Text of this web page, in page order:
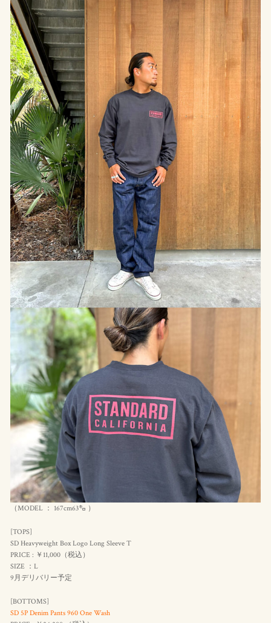
（MODEL ： 167cm63㌔ ）
[TOPS]
SD Heavyweight Box Logo Long Sleeve T
PRICE : ￥11,000（税込 ）
SIZE ：L
9月デリバリー予定
[BOTTOMS]
SD 5P Denim Pants 960 One Wash